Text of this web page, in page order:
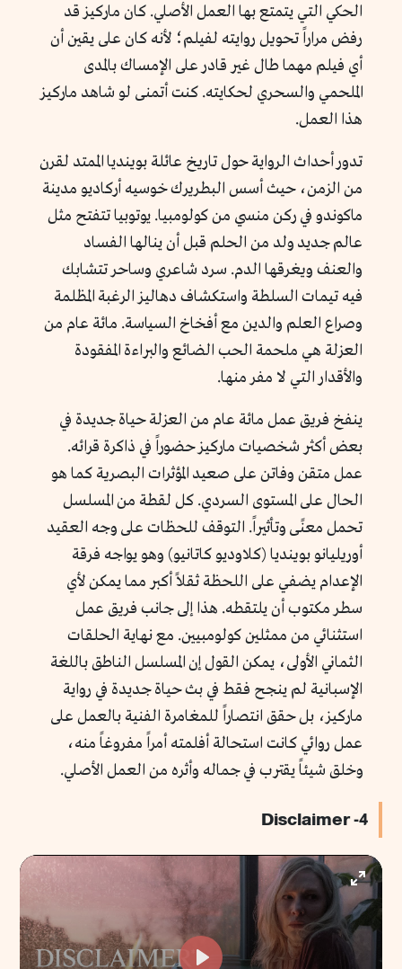
الحكي التي يتمتع بها العمل الأصلي. كان ماركيز قد
رفض مراراً تحويل روايته لفيلم؛ لأنه كان على يقين أن
أي فيلم مهما طال غير قادر على الإمساك بالمدى
الملحمي والسحري لحكايته. كنت أتمنى لو شاهد ماركيز
هذا العمل.
تدور أحداث الرواية حول تاريخ عائلة بوينديا الممتد لقرن
من الزمن، حيث أسس البطريرك خوسيه أركاديو مدينة
ماكوندو في ركن منسي من كولومبيا. يوتوبيا تتفتح مثل
عالم جديد ولد من الحلم قبل أن ينالها الفساد
والعنف ويغرقها الدم. سرد شاعري وساحر تتشابك
فيه تيمات السلطة واستكشاف دهاليز الرغبة المظلمة
وصراع العلم والدين مع أفخاخ السياسة. مائة عام من
العزلة هي ملحمة الحب الضائع والبراءة المفقودة
والأقدار التي لا مفر منها.
ينفخ فريق عمل مائة عام من العزلة حياة جديدة في
بعض أكثر شخصيات ماركيز حضوراً في ذاكرة قرائه.
عمل متقن وفاتن على صعيد المؤثرات البصرية كما هو
الحال على المستوى السردي. كل لقطة من المسلسل
تحمل معنًى وتأثيراً. التوقف للحظات على وجه العقيد
أوريليانو بوينديا (كلاوديو كاتانيو) وهو يواجه فرقة
الإعدام يضفي على اللحظة ثقلاً أكبر مما يمكن لأي
سطر مكتوب أن يلتقطه. هذا إلى جانب فريق عمل
استثنائي من ممثلين كولومبيين. مع نهاية الحلقات
الثماني الأولى، يمكن القول إن المسلسل الناطق باللغة
الإسبانية لم ينجح فقط في بث حياة جديدة في رواية
ماركيز، بل حقق انتصاراً للمغامرة الفنية بالعمل على
عمل روائي كانت استحالة أفلمته أمراً مفروغاً منه،
وخلق شيئاً يقترب في جماله وأثره من العمل الأصلي.
4- Disclaimer
Enter